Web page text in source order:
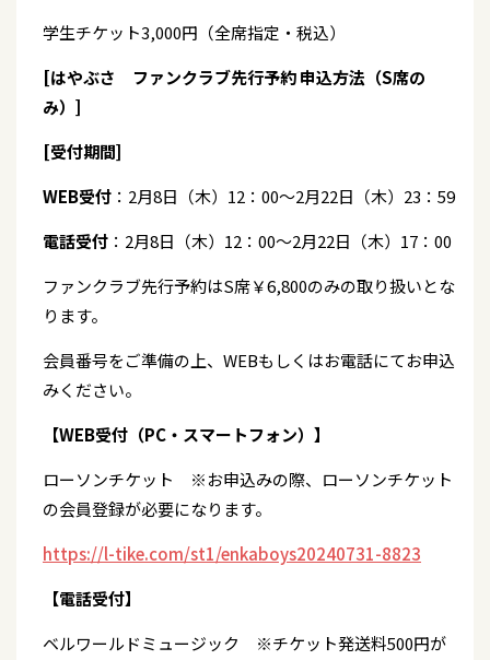
学生チケット3,000円（全席指定・税込）
[はやぶさ ファンクラブ先行予約 申込方法（S席の
み）]
[受付期間]
WEB受付 ：2月8日（木）12：00～2月22日（木）23：59
電話受付 ：2月8日（木）12：00～2月22日（木）17：00
ファンクラブ先行予約はS席￥6,800のみの取り扱いとな
ります。
会員番号をご準備の上、WEBもしくはお電話にてお申込
みください。
【WEB受付（PC・スマートフォン）】
ローソンチケット ※お申込みの際、ローソンチケット
の会員登録が必要になります。
https://l-tike.com/st1/enkaboys20240731-8823
【電話受付】
ベルワールドミュージック ※チケット発送料500円が